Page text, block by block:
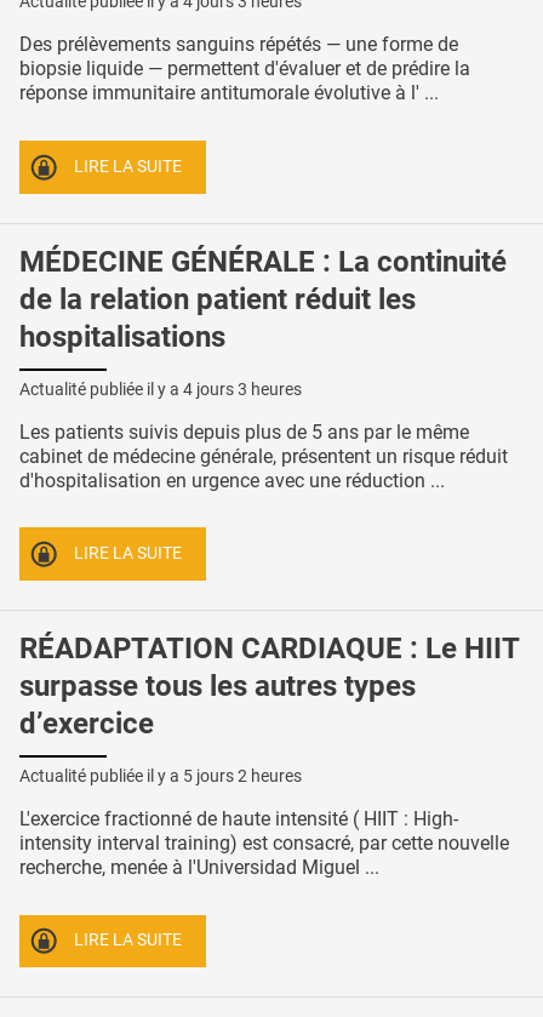
Des prélèvements sanguins répétés — une forme de
biopsie liquide — permettent d'évaluer et de prédire la
réponse immunitaire antitumorale évolutive à l' ...
LIRE LA SUITE
MÉDECINE GÉNÉRALE : La continuité
de la relation patient réduit les
hospitalisations
Actualité publiée il y a 4 jours 3 heures
Les patients suivis depuis plus de 5 ans par le même
cabinet de médecine générale, présentent un risque réduit
d'hospitalisation en urgence avec une réduction ...
LIRE LA SUITE
RÉADAPTATION CARDIAQUE : Le HIIT
surpasse tous les autres types
d’exercice
Actualité publiée il y a 5 jours 2 heures
L'exercice fractionné de haute intensité ( HIIT : High-
intensity interval training) est consacré, par cette nouvelle
recherche, menée à l'Universidad Miguel ...
LIRE LA SUITE